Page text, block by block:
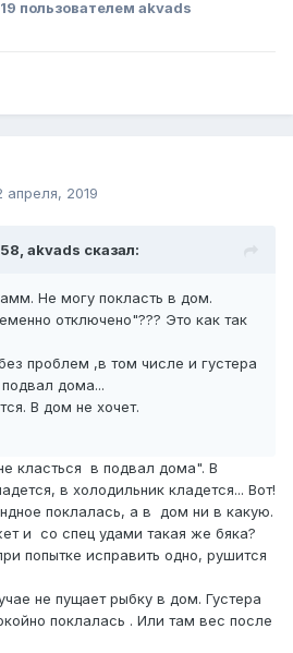
пользователем akvads
апреля, 2019
akvads сказал:
Не могу покласть в дом.
отключено"??? Это как так
проблем ,в том числе и густера
дома...
В дом не хочет.
класться в подвал дома". В
в холодильник кладется... Вот!
поклалась, а в дом ни в какую.
и со спец удами такая же бяка?
попытке исправить одно, рушится
не пущает рыбку в дом. Густера
поклалась . Или там вес после